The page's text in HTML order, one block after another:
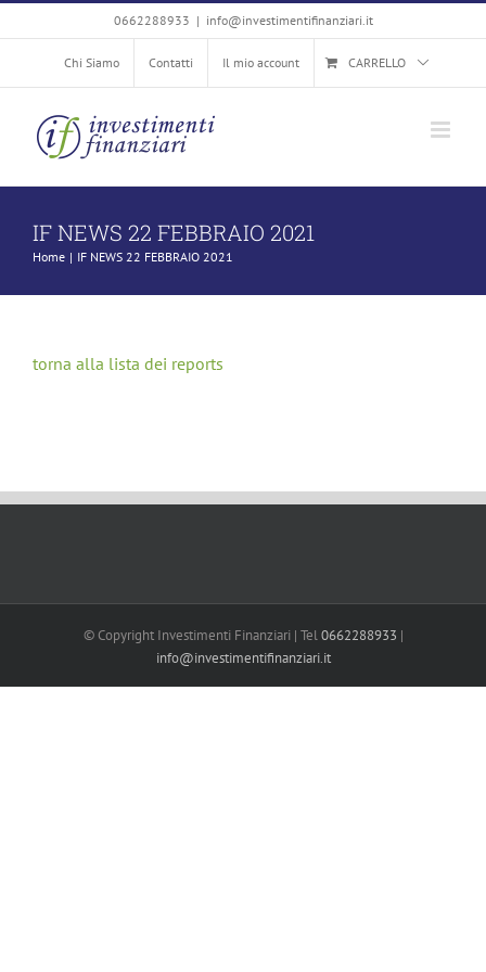
al
contenuto
0662288933 | info@investimentifinanziari.it
Chi Siamo Contatti Il mio account CARRELLO
IF NEWS 22 FEBBRAIO 2021
Home IF NEWS 22 FEBBRAIO 2021
torna alla lista dei reports
© Copyright Investimenti Finanziari | Tel0662288933 |
info@investimentifinanziari.it